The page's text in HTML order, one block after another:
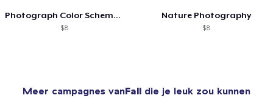
Photograph Color Scheme Aesthetic
$8
Nature Photography
$8
Meer campagnes vanFall die je leuk zou kunnen